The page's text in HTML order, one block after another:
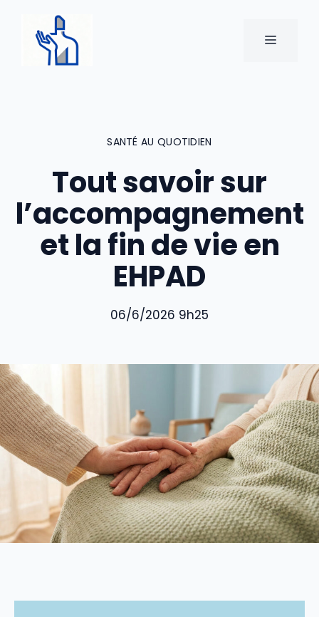
contenu
MENU
SANTÉ AU QUOTIDIEN
Tout savoir sur
l’accompagnement
et la fin de vie en
EHPAD
06/6/2026 9h25